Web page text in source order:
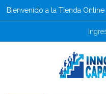
Bienvenido a la Tienda Online